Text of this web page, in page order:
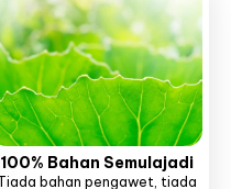
100% Bahan Semulajadi
bahan pengawet, tiada